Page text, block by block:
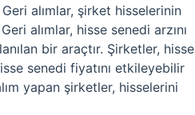
alımlar, şirket hisselerinin
alımlar, hisse senedi arzını
bir araçtır. Şirketler, hisse
senedi fiyatını etkileyebilir
yapan şirketler, hisselerini